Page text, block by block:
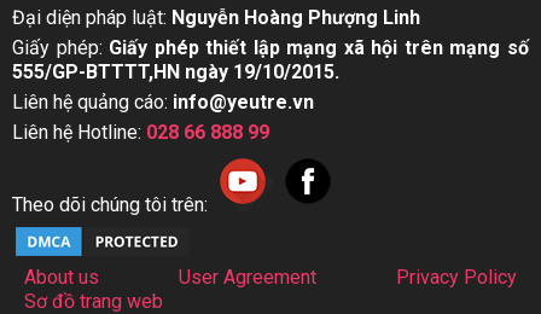
Đại diện pháp luật: Nguyễn Hoàng Phượng Linh
Giấy phép: Giấy phép thiết lập mạng xã hội trên mạng số
555/GP-BTTTT,HN ngày 19/10/2015.
Liên hệ quảng cáo: info@yeutre.vn
Liên hệ Hotline: 028 66 888 99
Theo dõi chúng tôi trên:
About us User Agreement
Privacy Policy
Sơ đồ trang web